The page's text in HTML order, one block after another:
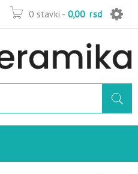
0 stavki - 0,00 rsd